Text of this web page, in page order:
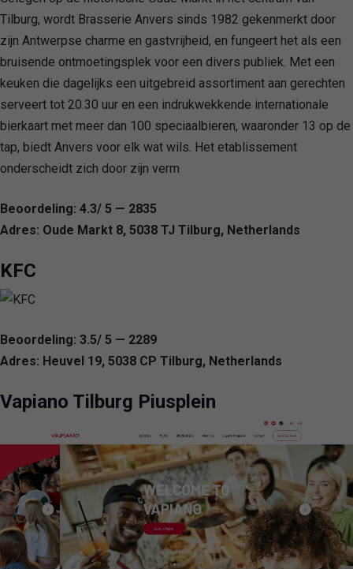
Tilburg, wordt Brasserie Anvers sinds 1982 gekenmerkt door
zijn Antwerpse charme en gastvrijheid, en fungeert het als een
bruisende ontmoetingsplek voor een divers publiek. Met een
keuken die dagelijks een uitgebreid assortiment aan gerechten
serveert tot 20.30 uur en een indrukwekkende internationale
bierkaart met meer dan 100 speciaalbieren, waaronder 13 op de
tap, biedt Anvers voor elk wat wils. Het etablissement
onderscheidt zich door zijn verm
Beoordeling: 4.3/ 5 — 2835
Adres: Oude Markt 8, 5038 TJ Tilburg, Netherlands
KFC
Beoordeling: 3.5/ 5 — 2289
Adres: Heuvel 19, 5038 CP Tilburg, Netherlands
Vapiano Tilburg Piusplein